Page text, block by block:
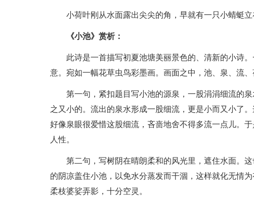
小荷叶刚从水面露出尖尖的角，早就有一只小蜻蜓立
《小池》赏析：
此诗是一首描写初夏池塘美丽景色的、清新的小诗。
意。宛如一幅花草虫鸟彩墨画。画面之中，池、泉、流
第一句，紧扣题目写小池的源泉，一股涓涓细流的泉
之又小的。流出的泉水形成一股细流，更是小而又小了
好像泉眼很爱惜这股细流，吝啬地舍不得多流一点儿。
人性。
第二句，写树阴在晴朗柔和的风光里，遮住水面。这
的阴凉盖住小池，以免水分蒸发而干涸，这样就化无情
柔枝婆娑弄影，十分空灵。